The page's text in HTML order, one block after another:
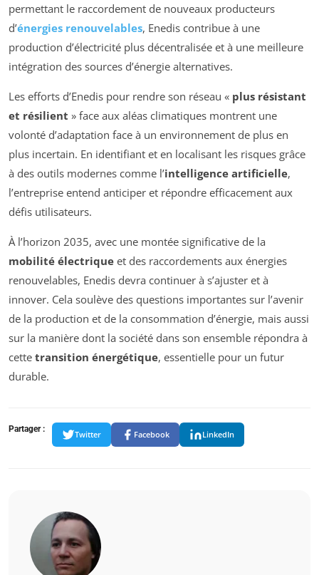
permettant le raccordement de nouveaux producteurs
d’énergies renouvelables, Enedis contribue à une
production d’électricité plus décentralisée et à une meilleure
intégration des sources d’énergie alternatives.
Les efforts d’Enedis pour rendre son réseau « plus résistant
et résilient » face aux aléas climatiques montrent une
volonté d’adaptation face à un environnement de plus en
plus incertain. En identifiant et en localisant les risques grâce
à des outils modernes comme l’intelligence artificielle,
l’entreprise entend anticiper et répondre efficacement aux
défis utilisateurs.
À l’horizon 2035, avec une montée significative de la
mobilité électrique et des raccordements aux énergies
renouvelables, Enedis devra continuer à s’ajuster et à
innover. Cela soulève des questions importantes sur l’avenir
de la production et de la consommation d’énergie, mais aussi
sur la manière dont la société dans son ensemble répondra à
cette transition énergétique, essentielle pour un futur
durable.
Partager :
Twitter Facebook LinkedIn